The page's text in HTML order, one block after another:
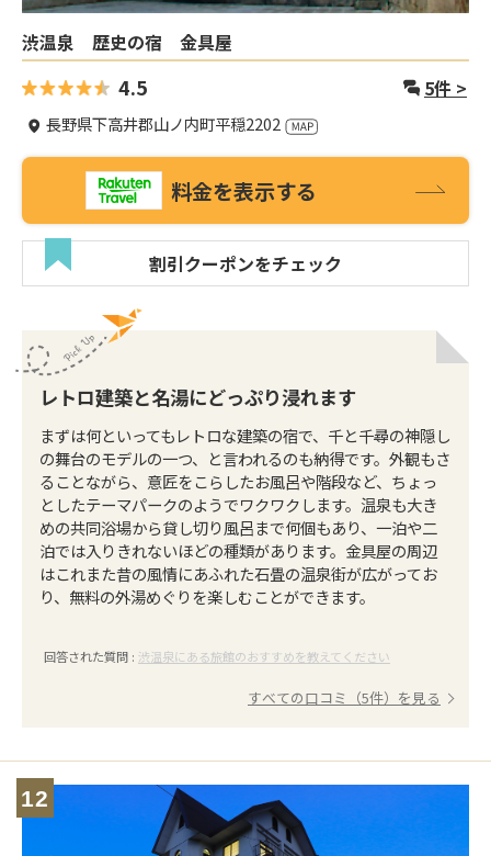
渋温泉 歴史の宿 金具屋
4.5 5件 >
長野県下高井郡山ノ内町平穏2202
料金を表示する
割引クーポンをチェック
レトロ建築と名湯にどっぷり浸れます
まずは何といってもレトロな建築の宿で、千と千尋の神隠し
の舞台のモデルの一つ、と言われるのも納得です。外観もさ
ることながら、意匠をこらしたお風呂や階段など、ちょっ
としたテーマパークのようでワクワクします。温泉も大き
めの共同浴場から貸し切り風呂まで何個もあり、一泊や二
泊では入りきれないほどの種類があります。金具屋の周辺
はこれまた昔の風情にあふれた石畳の温泉街が広がってお
り、無料の外湯めぐりを楽しむことができます。
回答された質問 : 渋温泉にある旅館のおすすめを教えてください
すべての口コミ（5件）を見る
12